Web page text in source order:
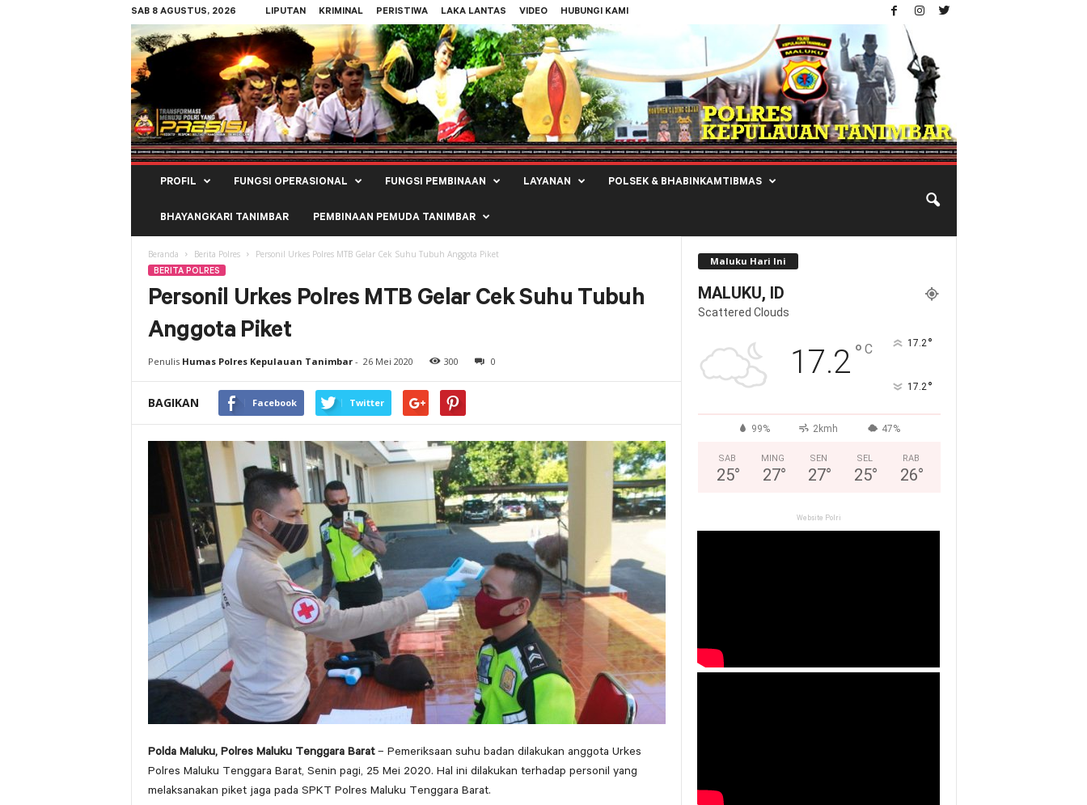
SAB 8 AGUSTUS, 2026 LIPUTAN KRIMINAL PERISTIWA LAKA LANTAS VIDEO HUBUNGI KAMI
Polres
Kepulauan
PROFIL FUNGSI OPERASIONAL FUNGSI PEMBINAAN LAYANAN POLSEK & BHABINKAMTIBMAS
BHAYANGKARI TANIMBAR PEMBINAAN PEMUDA TANIMBAR
Beranda Berita Polres Personil Urkes Polres MTB Gelar Cek Suhu Tubuh Anggota Piket
BERITA POLRES
Personil Urkes Polres MTB Gelar Cek Suhu Tubuh
Anggota Piket
Penulis Humas Polres Kepulauan Tanimbar- 26 Mei 2020 300 0
BAGIKAN Facebook Twitter
Polda Maluku, Polres Maluku Tenggara Barat– Pemeriksaan suhu badan dilakukan anggota Urkes
Polres Maluku Tenggara Barat, Senin pagi, 25 Mei 2020. Hal ini dilakukan terhadap personil yang
melaksanakan piket jaga pada SPKT Polres Maluku Tenggara Barat.
Maluku Hari Ini
MALUKU, ID
Scattered Clouds
17.2 ° C 17.2°
17.2°
99% 2kmh 47%
SAB
25°
MING
27°
SEN
27°
SEL
25°
RAB
26°
Website Polri